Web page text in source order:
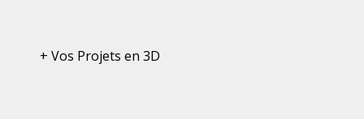
+ Vos Projets en 3D